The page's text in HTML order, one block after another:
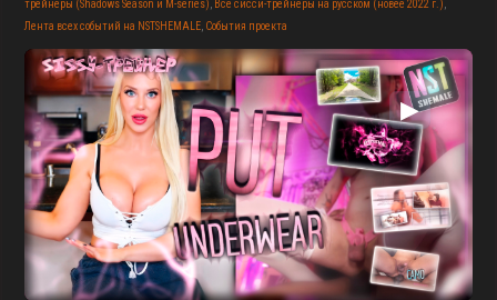
трейнеры (Shadows Season и M-series)
Все сисси-трейнеры на русском (новее 2022 г.)
Лента всех событий на NSTSHEMALE События проекта
▶